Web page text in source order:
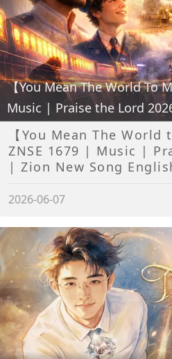
【You Mean The World To
Music | Praise the Lord
English
【You Mean The World
ZNSE 1679 | Music |
| Zion New Song
2026-06-07